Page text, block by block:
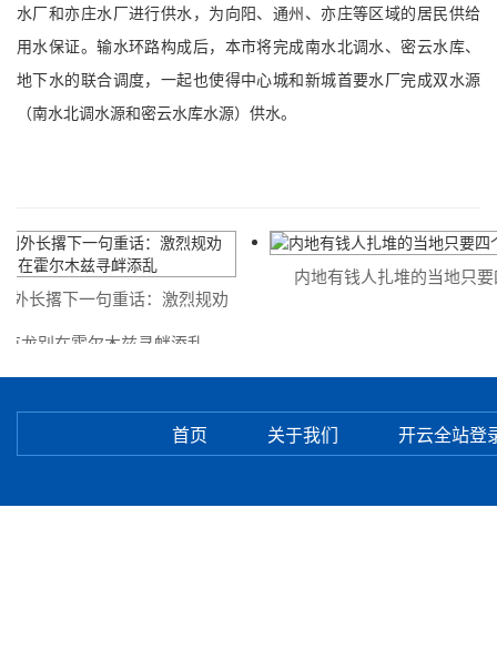
水厂和亦庄水厂进行供水，为向阳、通州、亦庄等区域的居民供给
用水保证。输水环路构成后，本市将完成南水北调水、密云水库、
地下水的联合调度，一起也使得中心城和新城首要水厂完成双水源
（南水北调水源和密云水库水源）供水。
长撂下一句重话：激烈规劝
龙别在霍尔木兹寻衅添乱
内地有钱人扎堆的当地只要
首页 关于我们 开云全站登